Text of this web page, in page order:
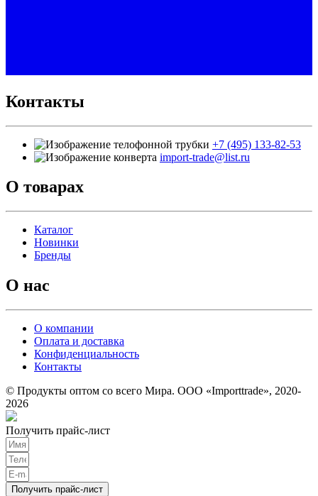
Контакты
+7 (495) 133-82-53
import-trade@list.ru
О товарах
Каталог
Новинки
Бренды
О нас
О компании
Оплата и доставка
Конфиденциальность
Контакты
© Продукты оптом со всего Мира. ООО «Importtrade», 2020-
2026
Получить прайс-лист
Получить прайс-лист